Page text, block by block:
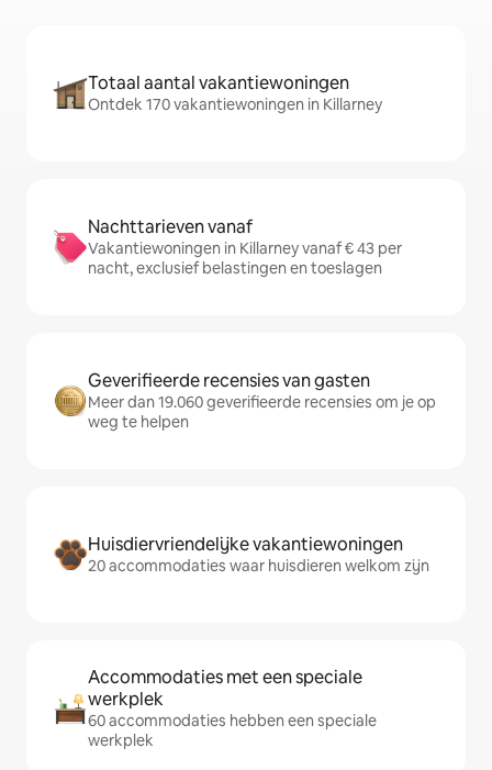
Totaal aantal vakantiewoningen
Ontdek 170 vakantiewoningen in Killarney
Nachttarieven vanaf
Vakantiewoningen in Killarney vanaf € 43 per
nacht, exclusief belastingen en toeslagen
Geverifieerde recensies van gasten
Meer dan 19.060 geverifieerde recensies om je op
weg te helpen
Huisdiervriendelijke vakantiewoningen
20 accommodaties waar huisdieren welkom zijn
Accommodaties met een speciale
werkplek
60 accommodaties hebben een speciale
werkplek